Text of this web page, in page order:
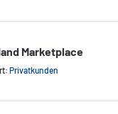
Marketplace
Privatkunden